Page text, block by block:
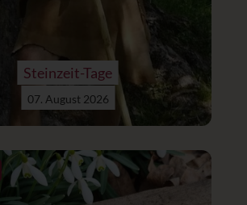
Steinzeit-Tage
07. August 2026